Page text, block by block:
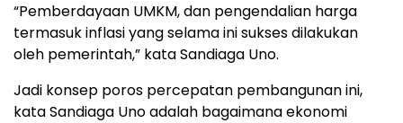
“Pemberdayaan UMKM, dan pengendalian harga
termasuk inflasi yang selama ini sukses dilakukan
oleh pemerintah,” kata Sandiaga Uno.
Jadi konsep poros percepatan pembangunan ini,
kata Sandiaga Uno adalah bagaimana ekonomi